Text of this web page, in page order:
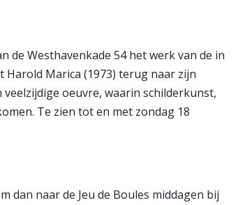
de Westhavenkade 54 het werk van de in
Marica (1973) terug naar zijn
oeuvre, waarin schilderkunst,
Te zien tot en met zondag 18
dan naar de Jeu de Boules middagen bij